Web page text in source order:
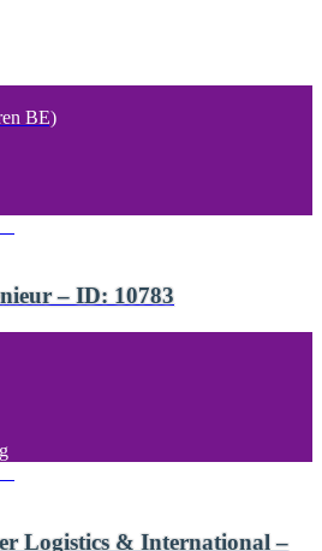
BE)
– ID: 10783
Logistics & International –